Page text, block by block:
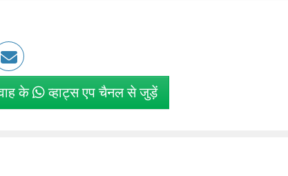
के व्हाट्स एप चैनल से जुड़ें